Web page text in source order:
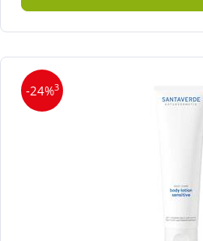
-24%3